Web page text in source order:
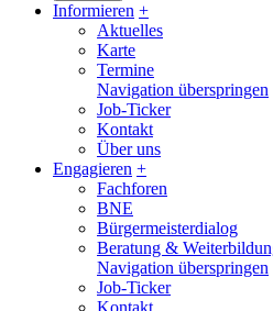
Informieren +
Aktuelles
Karte
Termine
Navigation überspringen
Job-Ticker
Kontakt
Über uns
Engagieren +
Fachforen
BNE
Bürgermeisterdialog
Beratung &
Navigation überspringen
Job-Ticker
Kontakt